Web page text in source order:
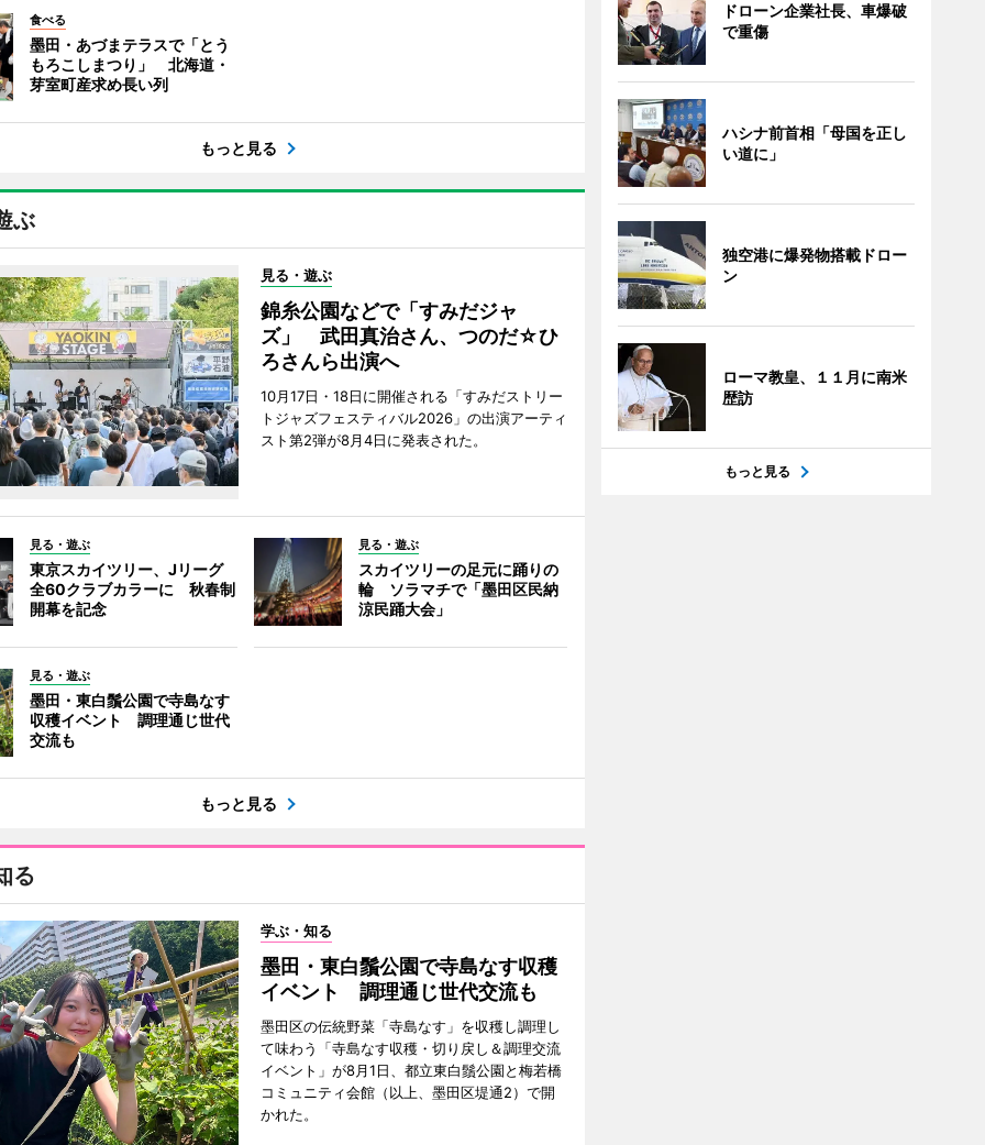
食べる
墨田・あづまテラスで「とう
もろこしまつり」 北海道・
芽室町産求め長い列
もっと見る
ぶ
見る・遊ぶ
錦糸公園などで「すみだジャ
ズ」 武田真治さん、つのだ☆ひ
ろさんら出演へ
10月17日・18日に開催される「すみだストリー
トジャズフェスティバル2026」の出演アーティ
スト第2弾が8月4日に発表された。
見る・遊ぶ
東京スカイツリー、Jリーグ
全60クラブカラーに 秋春制
開幕を記念
見る・遊ぶ
スカイツリーの足元に踊りの
輪 ソラマチで「墨田区民納
涼民踊大会」
見る・遊ぶ
墨田・東白鬚公園で寺島なす
収穫イベント 調理通じ世代
交流も
もっと見る
る
学ぶ・知る
墨田・東白鬚公園で寺島なす収穫
イベント 調理通じ世代交流も
墨田区の伝統野菜「寺島なす」を収穫し調理し
て味わう「寺島なす収穫・切り戻し＆調理交流
イベント」が8月1日、都立東白鬚公園と梅若橋
コミュニティ会館（以上、墨田区堤通2）で開
かれた。
ドローン企業社長、車爆破
で重傷
ハシナ前首相「母国を正し
い道に」
独空港に爆発物搭載ドロー
ン
ローマ教皇、１１月に南米
歴訪
もっと見る